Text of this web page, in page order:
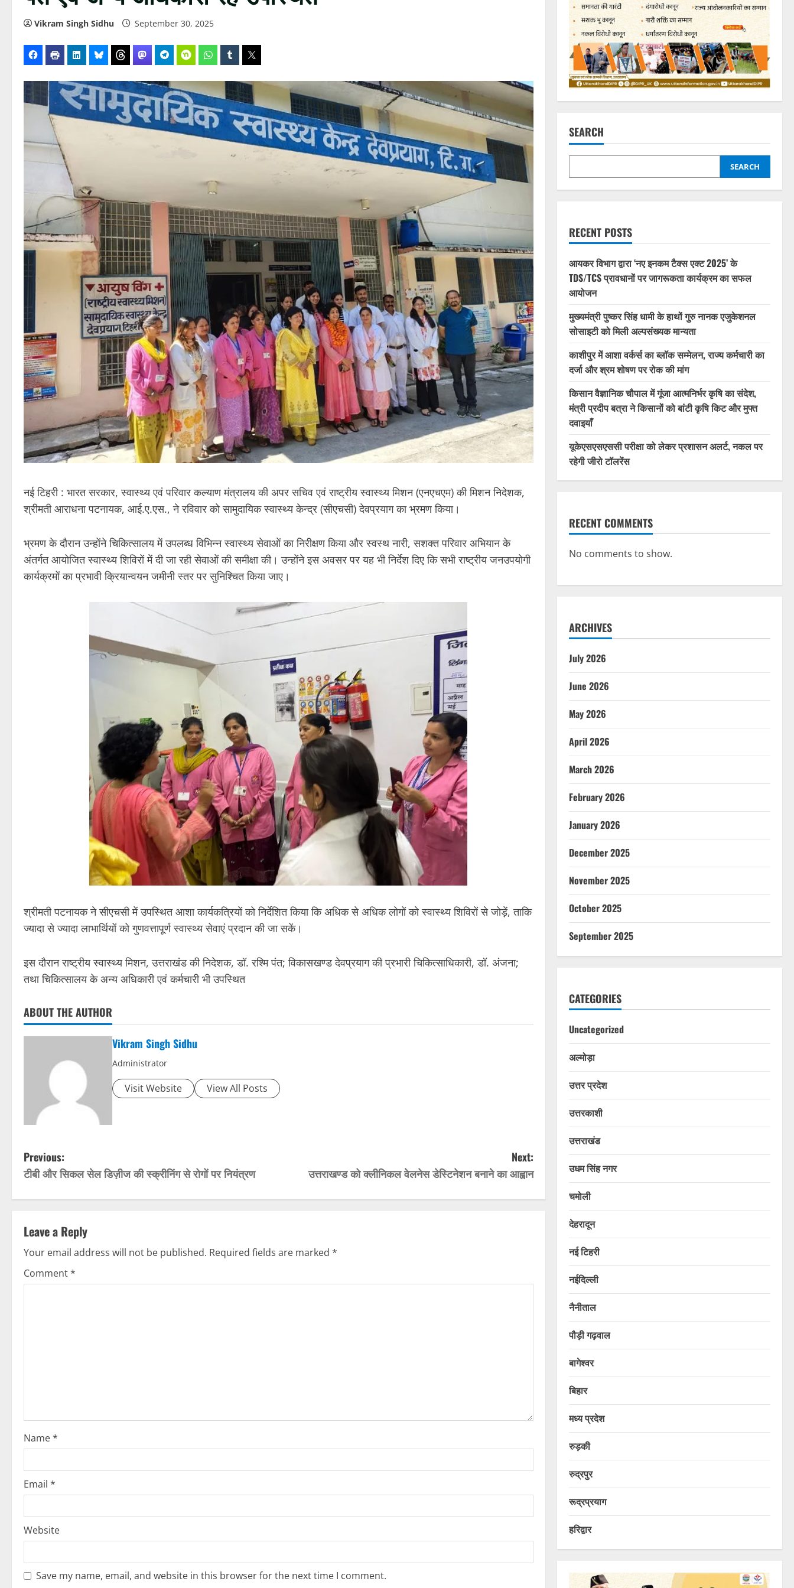
Vikram Singh Sidhu September 30, 2025
नई टिहरी : भारत सरकार, स्वास्थ्य एवं परिवार कल्याण मंत्रालय की अपर सचिव एवं राष्ट्रीय स्वास्थ्य मिशन (एनएचएम) की मिशन निदेशक,
श्रीमती आराधना पटनायक, आई.ए.एस., ने रविवार को सामुदायिक स्वास्थ्य केन्द्र (सीएचसी) देवप्रयाग का भ्रमण किया।
भ्रमण के दौरान उन्होंने चिकित्सालय में उपलब्ध विभिन्न स्वास्थ्य सेवाओं का निरीक्षण किया और स्वस्थ नारी, सशक्त परिवार अभियान के
अंतर्गत आयोजित स्वास्थ्य शिविरों में दी जा रही सेवाओं की समीक्षा की। उन्होंने इस अवसर पर यह भी निर्देश दिए कि सभी राष्ट्रीय जनउपयोगी
कार्यक्रमों का प्रभावी क्रियान्वयन जमीनी स्तर पर सुनिश्चित किया जाए।
श्रीमती पटनायक ने सीएचसी में उपस्थित आशा कार्यकत्रियों को निर्देशित किया कि अधिक से अधिक लोगों को स्वास्थ्य शिविरों से जोड़ें, ताकि
ज्यादा से ज्यादा लाभार्थियों को गुणवत्तापूर्ण स्वास्थ्य सेवाएं प्रदान की जा सकें।
इस दौरान राष्ट्रीय स्वास्थ्य मिशन, उत्तराखंड की निदेशक, डॉ. रश्मि पंत; विकासखण्ड देवप्रयाग की प्रभारी चिकित्साधिकारी, डॉ. अंजना;
तथा चिकित्सालय के अन्य अधिकारी एवं कर्मचारी भी उपस्थित
ABOUT THE AUTHOR
Vikram Singh Sidhu
Administrator
Visit Website View All Posts
P
o
s
t
n
a
i
o
n
Previous:
टीबी और सिकल सेल डिज़ीज की स्क्रीनिंग से रोगों पर नियंत्रण
Next:
उत्तराखण्ड को क्लीनिकल वेलनेस डेस्टिनेशन बनाने का आह्वान
Leave a Reply
Your email address will not be published. Required fields are marked *
Comment*
Name*
Email *
Website
Save my name, email, and website in this browser for the next time I comment.
SEARCH
SEARCH
RECENT POSTS
आयकर विभाग द्वारा ‘नए इनकम टैक्स एक्ट 2025’ के
TDS/TCS प्रावधानों पर जागरूकता कार्यक्रम का सफल
आयोजन
मुख्यमंत्री पुष्कर सिंह धामी के हाथों गुरु नानक एजुकेशनल
सोसाइटी को मिली अल्पसंख्यक मान्यता
काशीपुर में आशा वर्कर्स का ब्लॉक सम्मेलन, राज्य कर्मचारी का
दर्जा और श्रम शोषण पर रोक की मांग
किसान वैज्ञानिक चौपाल में गूंजा आत्मनिर्भर कृषि का संदेश,
मंत्री प्रदीप बत्रा ने किसानों को बांटी कृषि किट और मुफ्त
दवाइयाँ
यूकेएसएसएससी परीक्षा को लेकर प्रशासन अलर्ट, नकल पर
रहेगी जीरो टॉलरेंस
RECENT COMMENTS
No comments to show.
ARCHIVES
July 2026
June 2026
May 2026
April 2026
March 2026
February 2026
January 2026
December 2025
November 2025
October 2025
September 2025
CATEGORIES
Uncategorized
अल्मोड़ा
उत्तर प्रदेश
उत्तरकाशी
उत्तराखंड
उधम सिंह नगर
चमोली
देहरादून
नई टिहरी
नईदिल्ली
नैनीताल
पौड़ी गढ़वाल
बागेश्वर
बिहार
मध्य प्रदेश
रुड़की
रुद्रपुर
रूद्रप्रयाग
हरिद्वार